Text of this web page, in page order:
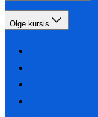
Olge kursis